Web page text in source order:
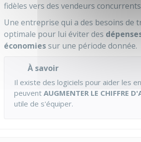
fidèles vers des vendeurs
Une entreprise qui a des besoins de
optimale pour lui éviter des
économiessur une période donnée.
À savoir
Il existe des logiciels pour aider les
peuvent AUGMENTER LE CHIFFRE
utile de s'équiper.